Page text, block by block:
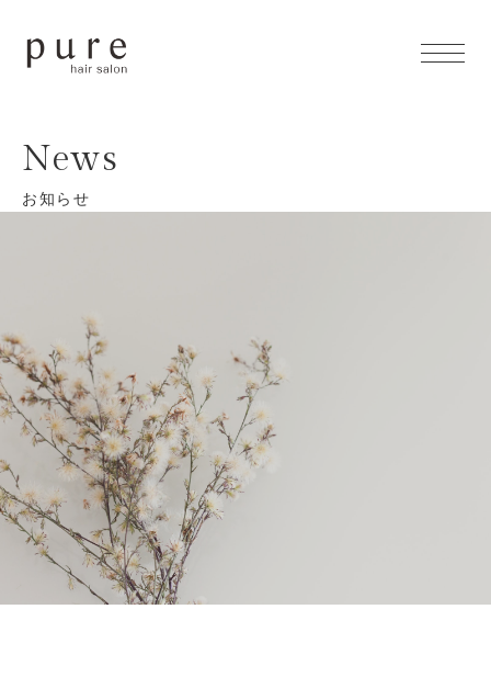
- Concept
- Feature
- Items
- Access
- News
News
お知らせ